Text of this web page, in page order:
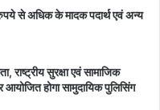
से अधिक के मादक पदार्थ एवं अन्य
राष्ट्रीय सुरक्षा एवं सामाजिक
होगा सामुदायिक पुलिसिंग